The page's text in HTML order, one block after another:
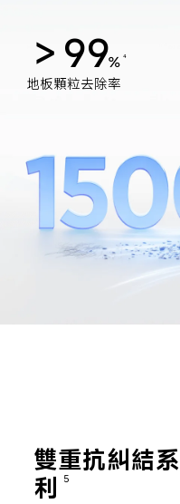
＞99% 4
地板顆粒去除率
雙重抗糾結
利
5